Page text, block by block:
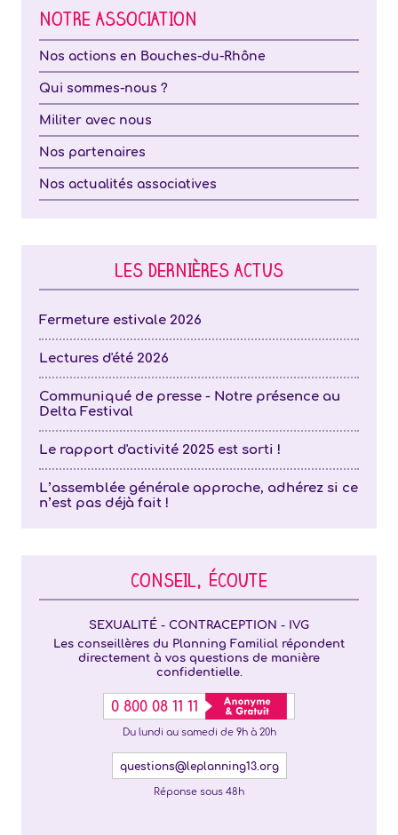
NOTRE ASSOCIATION
Nos actions en Bouches-du-Rhône
Qui sommes-nous ?
Militer avec nous
Nos partenaires
Nos actualités associatives
LES DERNIÈRES ACTUS
Fermeture estivale 2026
Lectures d'été 2026
Communiqué de presse - Notre présence au
Delta Festival
Le rapport d'activité 2025 est sorti !
L’assemblée générale approche, adhérez si ce
n’est pas déjà fait !
CONSEIL, ÉCOUTE
SEXUALITÉ - CONTRACEPTION - IVG
Les conseillères du Planning Familial répondent
directement à vos questions de manière
confidentielle.
0 800 08 11 11
Du lundi au samedi de 9h à 20h
questions@leplanning13.org
Réponse sous 48h